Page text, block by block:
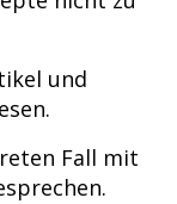
und
Fall mit